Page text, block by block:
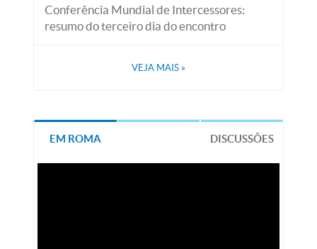
Conferência Mundial de Intercessores:
resumo do terceiro dia do encontro
VEJA MAIS »
EM ROMA DISCUSSÕES